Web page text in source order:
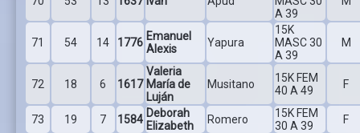
A 39
71 54 14 1776 Emanuel
Alexis
Yapura
15K
MASC 30
A 39
M
72 18 6 1617
Valeria
María de
Luján
Musitano
15K FEM
40 A 49
F
73 19 7 1584 Deborah
Elizabeth
Romero
15K FEM
30 A 39
F